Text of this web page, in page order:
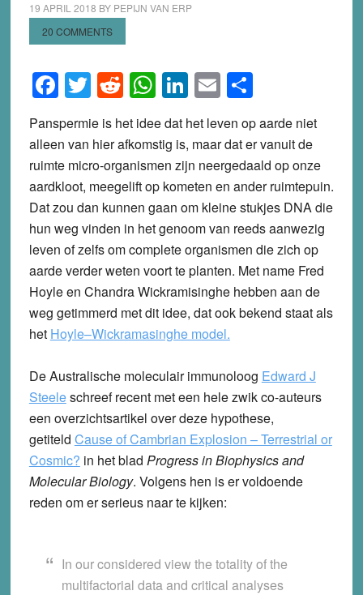
19 APRIL 2018 BY PEPIJN VAN ERP
20 COMMENTS
Facebook
Twitter
Reddit
WhatsApp
LinkedIn
EmailShare
Panspermie is het idee dat het leven op aarde niet
alleen van hier afkomstig is, maar dat er vanuit de
ruimte micro-organismen zijn neergedaald op onze
aardkloot, meegelift op kometen en ander ruimtepuin.
Dat zou dan kunnen gaan om kleine stukjes DNA die
hun weg vinden in het genoom van reeds aanwezig
leven of zelfs om complete organismen die zich op
aarde verder weten voort te planten. Met name Fred
Hoyle en Chandra Wickramisinghe hebben aan de
weg getimmerd met dit idee, dat ook bekend staat als
het Hoyle–Wickramasinghe model.
De Australische moleculair immunoloog Edward J
Steeleschreef recent met een hele zwik co-auteurs
een overzichtsartikel over deze hypothese,
getiteld Cause of Cambrian Explosion – Terrestrial or
Cosmic? in het blad Progress in Biophysics and
Molecular Biology. Volgens hen is er voldoende
reden om er serieus naar te kijken:
In our considered view the totality of the
multifactorial data and critical analyses